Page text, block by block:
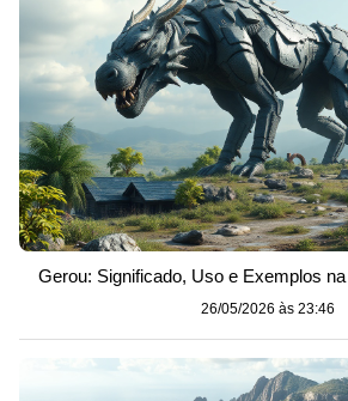
Gerou: Significado, Uso e Exemplos
26/05/2026 às 23:46